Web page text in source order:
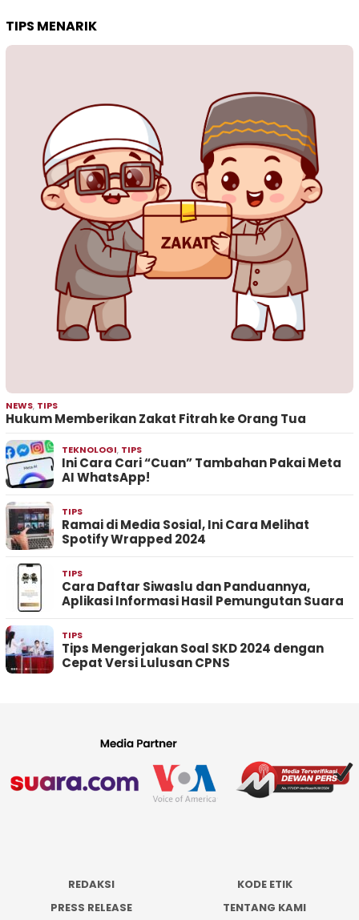
TIPS MENARIK
NEWS, TIPS
Hukum Memberikan Zakat Fitrah ke Orang Tua
TEKNOLOGI, TIPS
Ini Cara Cari “Cuan” Tambahan Pakai Meta
AI WhatsApp!
TIPS
Ramai di Media Sosial, Ini Cara Melihat
Spotify Wrapped 2024
TIPS
Cara Daftar Siwaslu dan Panduannya,
Aplikasi Informasi Hasil Pemungutan Suara
TIPS
Tips Mengerjakan Soal SKD 2024 dengan
Cepat Versi Lulusan CPNS
REDAKSI
KODE ETIK
PRESS RELEASE
TENTANG KAMI